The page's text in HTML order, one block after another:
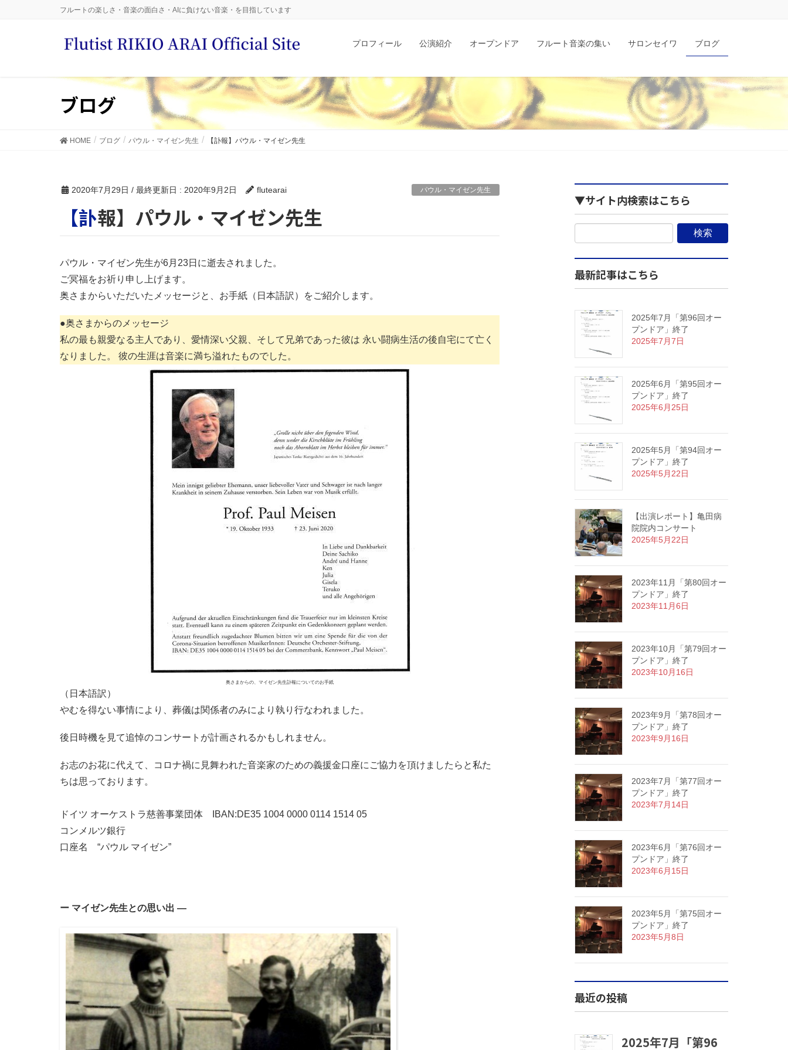
フルートの楽しさ・音楽の面白さ・AIに負けない音楽・を目指しています
プロフィール 公演紹介 オープンドア フルート音楽の集い サロンセイワ ブログ
ブログ
HOME ブログ パウル・マイゼン先生 【訃報】パウル・マイゼン先生
2020年7月29日 / 最終更新日 : 2020年9月2日 flutearai パウル・マイゼン先生
【訃報】パウル・マイゼン先生
パウル・マイゼン先生が6月23日に逝去されました。
ご冥福をお祈り申し上げます。
奥さまからいただいたメッセージと、お手紙（日本語訳）をご紹介します。
●奥さまからのメッセージ
私の最も親愛なる主人であり、愛情深い父親、そして兄弟であった彼は 永い闘病生活の後自宅にて亡く
なりました。 彼の生涯は音楽に満ち溢れたものでした。
奥さまからの、マイゼン先生訃報についてのお手紙
（日本語訳）
やむを得ない事情により、葬儀は関係者のみにより執り行なわれました。
後日時機を見て追悼のコンサートが計画されるかもしれません。
お志のお花に代えて、コロナ禍に見舞われた音楽家のための義援金口座にご協力を頂けましたらと私た
ちは思っております。
ドイツ オーケストラ慈善事業団体 IBAN:DE35 1004 0000 0114 1514 05
コンメルツ銀行
口座名 “パウル マイゼン”
ー マイゼン先生との思い出 ―
▼サイト内検索はこちら
最新記事はこちら
2025年7月「第96回オー
プンドア」終了
2025年7月7日
2025年6月「第95回オー
プンドア」終了
2025年6月25日
2025年5月「第94回オー
プンドア」終了
2025年5月22日
【出演レポート】亀田病
院院内コンサート
2025年5月22日
2023年11月「第80回オー
プンドア」終了
2023年11月6日
2023年10月「第79回オー
プンドア」終了
2023年10月16日
2023年9月「第78回オー
プンドア」終了
2023年9月16日
2023年7月「第77回オー
プンドア」終了
2023年7月14日
2023年6月「第76回オー
プンドア」終了
2023年6月15日
2023年5月「第75回オー
プンドア」終了
2023年5月8日
最近の投稿
2025年7月「第96